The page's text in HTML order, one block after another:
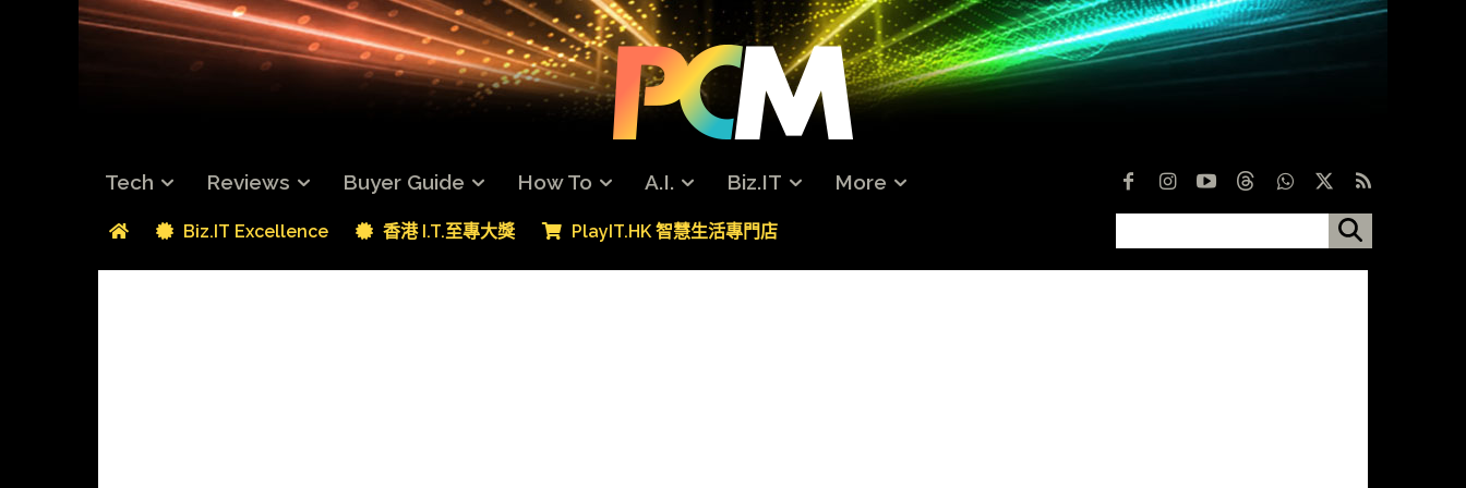
Tech Reviews Buyer Guide How To A.I. Biz.IT More
Biz.IT Excellence 香港 I.T.至專大獎 PlayIT.HK 智慧生活專門店